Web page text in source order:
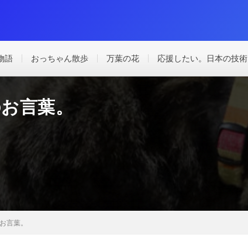
語 おっちゃん散歩 万葉の花 応援したい。日本の技術
言葉。
言葉。